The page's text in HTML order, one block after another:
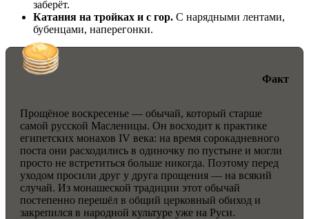
заберёт.
Катания на тройках и с гор. С нарядными лентами,
бубенцами, наперегонки.
Факт
Прощёное воскресенье — обычай, который старше
самой русской Масленицы. Он восходит к практике
египетских монахов IV века: на время сорокадневного
поста они расходились в одиночку по пустыне и могли
просто не встретиться больше никогда. Поэтому перед
уходом просили друг у друга прощения — на всякий
случай. Из монашеской традиции этот обычай
постепенно перешёл в общий церковный обиход и
закрепился в народной культуре уже на Руси.